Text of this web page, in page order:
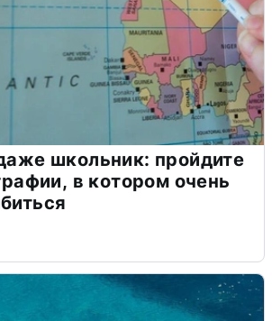
школьник: пройдите
в котором очень